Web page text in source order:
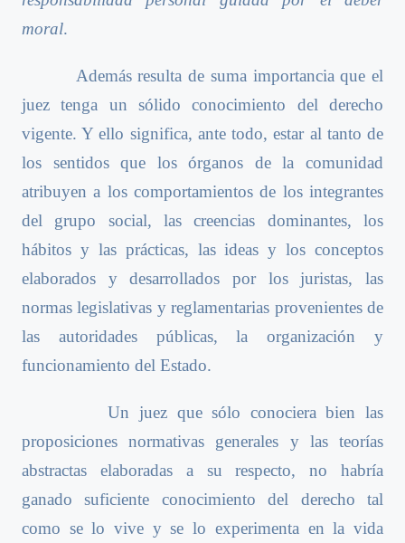
moral.
Además resulta de suma importancia que el
juez tenga un sólido conocimiento del derecho
vigente. Y ello significa, ante todo, estar al tanto de
los sentidos que los órganos de la comunidad
atribuyen a los comportamientos de los integrantes
del grupo social, las creencias dominantes, los
hábitos y las prácticas, las ideas y los conceptos
elaborados y desarrollados por los juristas, las
normas legislativas y reglamentarias provenientes de
las autoridades públicas, la organización y
funcionamiento del Estado.
Un juez que sólo conociera bien las
proposiciones normativas generales y las teorías
abstractas elaboradas a su respecto, no habría
ganado suficiente conocimiento del derecho tal
como se lo vive y se lo experimenta en la vida